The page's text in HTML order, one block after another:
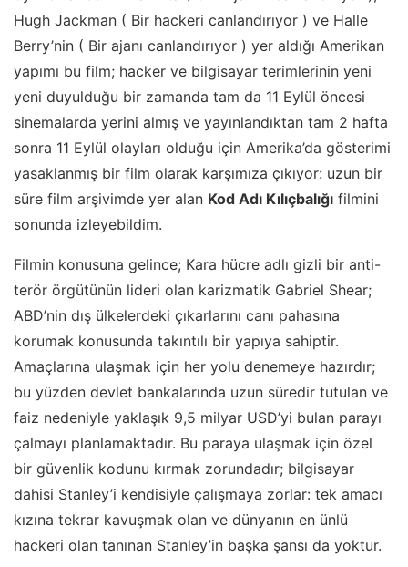
Hugh Jackman ( Bir hackeri canlandırıyor ) ve Halle
Berry’nin ( Bir ajanı canlandırıyor ) yer aldığı Amerikan
yapımı bu film; hacker ve bilgisayar terimlerinin yeni
yeni duyulduğu bir zamanda tam da 11 Eylül öncesi
sinemalarda yerini almış ve yayınlandıktan tam 2 hafta
sonra 11 Eylül olayları olduğu için Amerika’da gösterimi
yasaklanmış bir film olarak karşımıza çıkıyor: uzun bir
süre film arşivimde yer alan Kod Adı Kılıçbalığı filmini
sonunda izleyebildim.
Filmin konusuna gelince; Kara hücre adlı gizli bir anti-
terör örgütünün lideri olan karizmatik Gabriel Shear;
ABD’nin dış ülkelerdeki çıkarlarını canı pahasına
korumak konusunda takıntılı bir yapıya sahiptir.
Amaçlarına ulaşmak için her yolu denemeye hazırdır;
bu yüzden devlet bankalarında uzun süredir tutulan ve
faiz nedeniyle yaklaşık 9,5 milyar USD’yi bulan parayı
çalmayı planlamaktadır. Bu paraya ulaşmak için özel
bir güvenlik kodunu kırmak zorundadır; bilgisayar
dahisi Stanley’i kendisiyle çalışmaya zorlar: tek amacı
kızına tekrar kavuşmak olan ve dünyanın en ünlü
hackeri olan tanınan Stanley’in başka şansı da yoktur.